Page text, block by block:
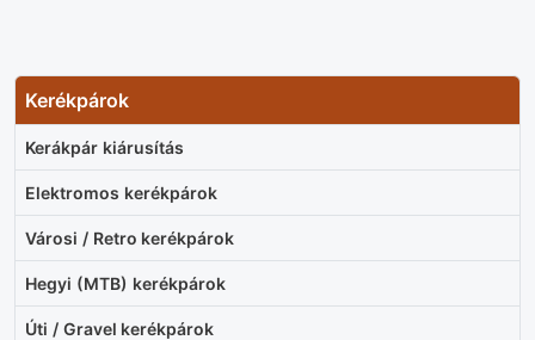
Kerékpárok
Kerákpár kiárusítás
Elektromos kerékpárok
Városi / Retro kerékpárok
Hegyi (MTB) kerékpárok
Úti / Gravel kerékpárok